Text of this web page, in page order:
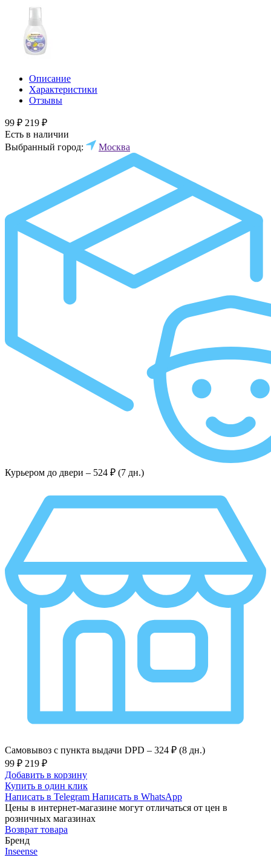
Описание
Характеристики
Отзывы
99 ₽ 219 ₽
Есть в наличии
Выбранный город:
Москва
Курьером до двери – 524 ₽ (7 дн.)
Самовывоз с пункта выдачи DPD – 324 ₽ (8 дн.)
99 ₽ 219 ₽
Добавить в корзину
Купить в один клик
Написать в Telegram Написать в WhatsApp
Цены в интернет-магазине могут отличаться от цен в
розничных магазинах
Возврат товара
Бренд
Inseense